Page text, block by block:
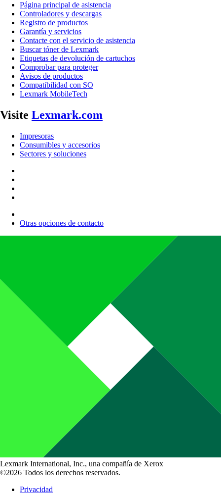
Página principal de asistencia
Controladores y descargas
Registro de productos
Garantía y servicios
Contacte con el servicio de asistencia
Buscar tóner de Lexmark
Etiquetas de devolución de cartuchos
Comprobar para proteger
Avisos de productos
Compatibilidad con SO
Lexmark MobileTech
Visite Lexmark.com
Impresoras
Consumibles y accesorios
Sectores y soluciones
Otras opciones de contacto
Lexmark International, Inc., una compañía de Xerox
©2026 Todos los derechos reservados.
Privacidad